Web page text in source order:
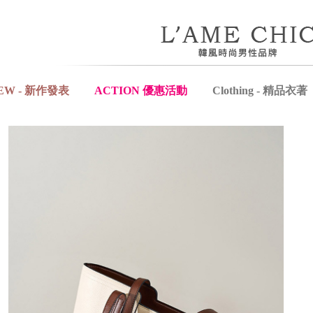
- 新作發表 ACTION 優惠活動 Clothing - 精品衣著